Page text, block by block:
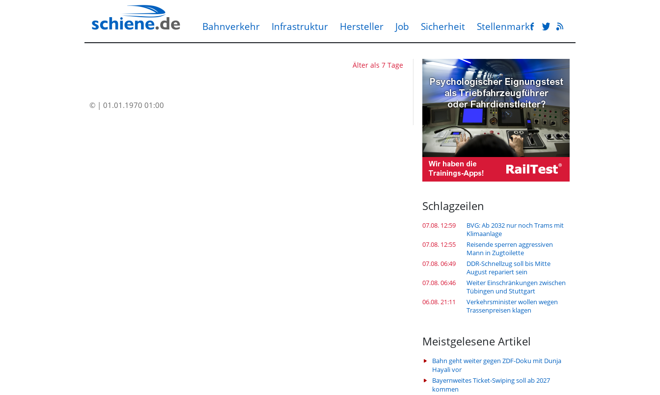
Bahnverkehr Infrastruktur Hersteller Job Sicherheit Stellenmarkt
Älter als 7 Tage
© | 01.01.1970 01:00
Schlagzeilen
07.08. 12:59
BVG: Ab 2032 nur noch Trams mit
Klimaanlage
07.08. 12:55
Reisende sperren aggressiven
Mann in Zugtoilette
07.08. 06:49
DDR-Schnellzug soll bis Mitte
August repariert sein
07.08. 06:46
Weiter Einschränkungen zwischen
Tübingen und Stuttgart
06.08. 21:11
Verkehrsminister wollen wegen
Trassenpreisen klagen
Meistgelesene Artikel
Bahn geht weiter gegen ZDF-Doku mit Dunja
Hayali vor
Bayernweites Ticket-Swiping soll ab 2027
kommen